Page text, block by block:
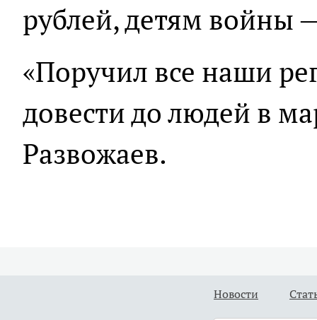
рублей, детям войны
«Поручил все наши
довести до людей в
Развожаев.
Новости